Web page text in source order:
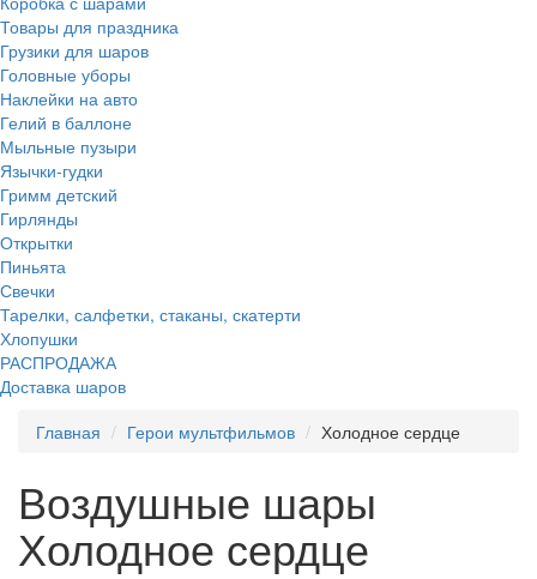
Товары для праздника
Грузики для шаров
Головные уборы
Наклейки на авто
Гелий в баллоне
Мыльные пузыри
Язычки-гудки
Гримм детский
Гирлянды
Открытки
Пиньята
Свечки
Тарелки, салфетки, стаканы, скатерти
Хлопушки
РАСПРОДАЖА
Доставка шаров
Главная
Герои мультфильмов Холодное сердце
Воздушные шары
Холодное сердце